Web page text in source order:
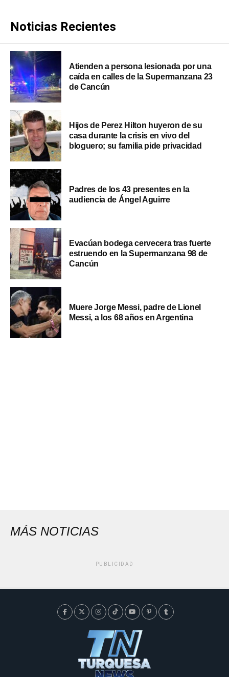
Noticias Recientes
Atienden a persona lesionada por una
caída en calles de la Supermanzana 23
de Cancún
Hijos de Perez Hilton huyeron de su
casa durante la crisis en vivo del
bloguero; su familia pide privacidad
Padres de los 43 presentes en la
audiencia de Ángel Aguirre
Evacúan bodega cervecera tras fuerte
estruendo en la Supermanzana 98 de
Cancún
Muere Jorge Messi, padre de Lionel
Messi, a los 68 años en Argentina
MÁS NOTICIAS
PUBLICIDAD